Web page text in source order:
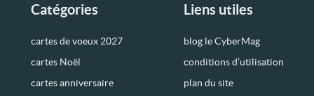
Catégories
cartes de voeux 2027
cartes Noël
cartes anniversaire
Liens utiles
blog le CyberMag
conditions d’utilisation
plan du site